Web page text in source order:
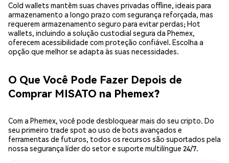
Cold wallets mantêm suas chaves privadas offline, ideais para
armazenamento a longo prazo com segurança reforçada, mas
requerem armazenamento seguro para evitar perdas; Hot
wallets, incluindo a solução custodial segura da Phemex,
oferecem acessibilidade com proteção confiável. Escolha a
opção que melhor se adapta às suas necessidades.
O Que Você Pode Fazer Depois de
Comprar MISATO na Phemex?
Com a Phemex, você pode desbloquear mais do seu cripto. Do
seu primeiro trade spot ao uso de bots avançados e
ferramentas de futuros, todos os recursos são suportados pela
nossa segurança líder do setor e suporte multilíngue 24/7.